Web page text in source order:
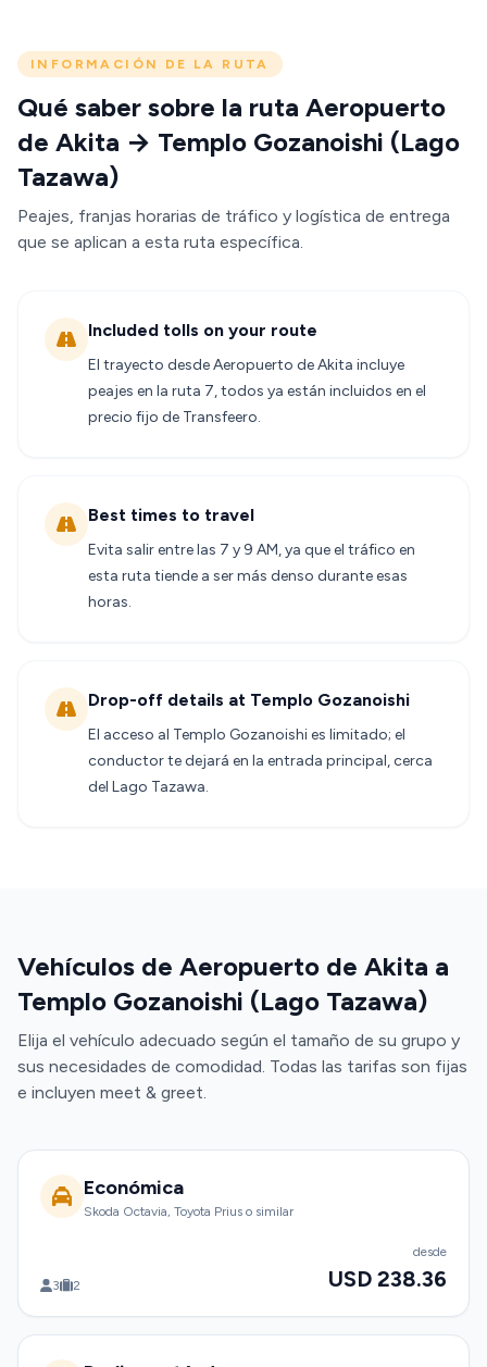
INFORMACIÓN DE LA RUTA
Qué saber sobre la ruta Aeropuerto
de Akita → Templo Gozanoishi (Lago
Tazawa)
Peajes, franjas horarias de tráfico y logística de entrega
que se aplican a esta ruta específica.
Included tolls on your route
El trayecto desde Aeropuerto de Akita incluye
peajes en la ruta 7, todos ya están incluidos en el
precio fijo de Transfeero.
Best times to travel
Evita salir entre las 7 y 9 AM, ya que el tráfico en
esta ruta tiende a ser más denso durante esas
horas.
Drop-off details at Templo Gozanoishi
El acceso al Templo Gozanoishi es limitado; el
conductor te dejará en la entrada principal, cerca
del Lago Tazawa.
Vehículos de Aeropuerto de Akita a
Templo Gozanoishi (Lago Tazawa)
Elija el vehículo adecuado según el tamaño de su grupo y
sus necesidades de comodidad. Todas las tarifas son fijas
e incluyen meet & greet.
Económica
Skoda Octavia, Toyota Prius o similar
3 2
desde
USD 238.36